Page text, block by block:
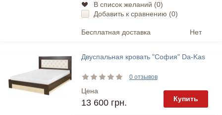
В список желаний (0)
Добавить к сравнению (0)
Бесплатная доставка Нет
Двуспальная кровать "София" Da-Kas
0 отзывов
Цена
13 600 грн. Купить